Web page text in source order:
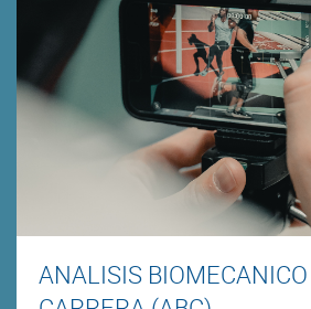
ANALISIS